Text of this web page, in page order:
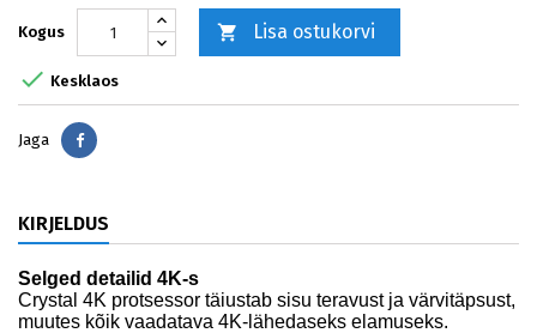
Kogus  Lisa ostukorvi
 Kesklaos
Jaga Jaga
KIRJELDUS
Selged detailid 4K-s
Crystal 4K protsessor täiustab sisu teravust ja värvitäpsust,
muutes kõik vaadatava 4K-lähedaseks elamuseks.